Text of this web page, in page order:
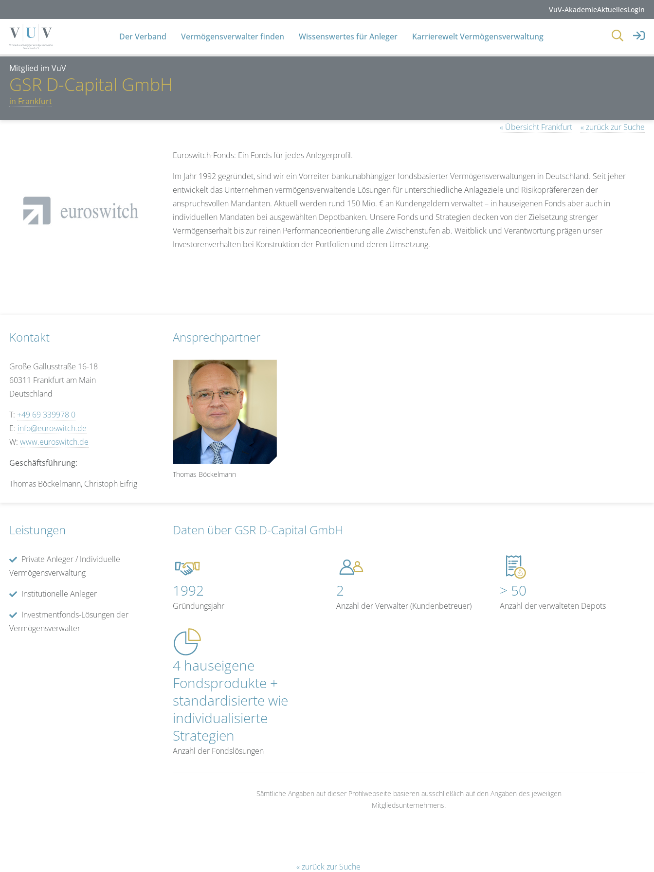
VuV-AkademieAktuellesLogin
Der Verband Vermögensverwalter finden Wissenswertes für Anleger Karrierewelt Vermögensverwaltung
Mitglied im VuV
GSR D-Capital GmbH
in Frankfurt
« Übersicht Frankfurt « zurück zur Suche
Euroswitch-Fonds: Ein Fonds für jedes Anlegerprofil.
Im Jahr 1992 gegründet, sind wir ein Vorreiter bankunabhängiger fondsbasierter Vermögensverwaltungen in Deutschland. Seit jeher
entwickelt das Unternehmen vermögensverwaltende Lösungen für unterschiedliche Anlageziele und Risikopräferenzen der
anspruchsvollen Mandanten. Aktuell werden rund 150 Mio. € an Kundengeldern verwaltet – in hauseigenen Fonds aber auch in
individuellen Mandaten bei ausgewählten Depotbanken. Unsere Fonds und Strategien decken von der Zielsetzung strenger
Vermögenserhalt bis zur reinen Performanceorientierung alle Zwischenstufen ab. Weitblick und Verantwortung prägen unser
Investorenverhalten bei Konstruktion der Portfolien und deren Umsetzung.
Kontakt
Große Gallusstraße 16-18
60311 Frankfurt am Main
Deutschland
T: +49 69 339978 0
E: info@euroswitch.de
W:www.euroswitch.de
Geschäftsführung:
Thomas Böckelmann, Christoph Eifrig
Ansprechpartner
Thomas Böckelmann
Leistungen
Private Anleger / Individuelle
Vermögensverwaltung
Institutionelle Anleger
Investmentfonds-Lösungen der
Vermögensverwalter
Daten über GSR D-Capital GmbH
1992
Gründungsjahr
2
Anzahl der Verwalter (Kundenbetreuer)
> 50
Anzahl der verwalteten Depots
4 hauseigene
Fondsprodukte +
standardisierte wie
individualisierte
Strategien
Anzahl der Fondslösungen
Sämtliche Angaben auf dieser Profilwebseite basieren ausschließlich auf den Angaben des jeweiligen
Mitgliedsunternehmens.
« zurück zur Suche